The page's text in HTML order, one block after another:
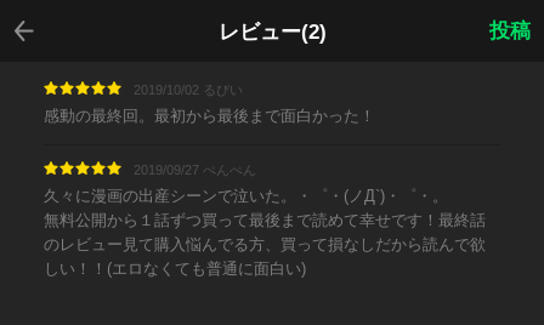
レビュー(2)
戻る
投稿
2019/10/02 るびい
感動の最終回。最初から最後まで面白かった！
2019/09/27 ぺんぺん
久々に漫画の出産シーンで泣いた。・゜・(ノД`)・゜・。
無料公開から１話ずつ買って最後まで読めて幸せです！最終話
のレビュー見て購入悩んでる方、買って損なしだから読んで欲
しい！！(エロなくても普通に面白い)